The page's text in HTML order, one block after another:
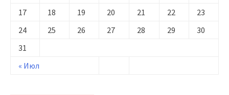
« Июл
17
18 19 20 21 22
23
24
25 26 27 28 29
30
31